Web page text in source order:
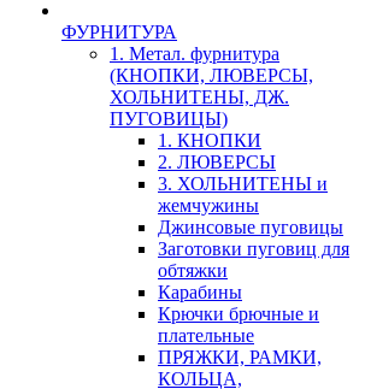
ФУРНИТУРА
1. Метал. фурнитура
(КНОПКИ, ЛЮВЕРСЫ,
ХОЛЬНИТЕНЫ, ДЖ.
ПУГОВИЦЫ)
1. КНОПКИ
2. ЛЮВЕРСЫ
3. ХОЛЬНИТЕНЫ и
жемчужины
Джинсовые пуговицы
Заготовки пуговиц для
обтяжки
Карабины
Крючки брючные и
плательные
ПРЯЖКИ, РАМКИ,
КОЛЬЦА,